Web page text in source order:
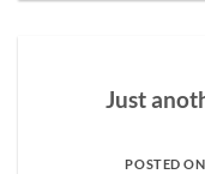
Just
POSTED ON